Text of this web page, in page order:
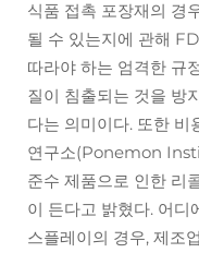
식품 접촉 포장재의 경
될 수 있는지에 관해
따라야 하는 엄격한 규
질이 침출되는 것을 방
다는 의미이다. 또한 비
연구소(Ponemon
준수 제품으로 인한 리
이 든다고 밝혔다. 어디
스플레이의 경우, 제조